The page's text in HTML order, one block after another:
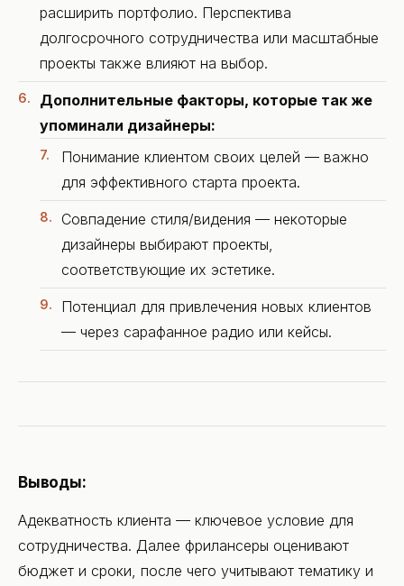
расширить портфолио. Перспектива
долгосрочного сотрудничества или масштабные
проекты также влияют на выбор.
Дополнительные факторы, которые так же
упоминали дизайнеры:
Понимание клиентом своих целей — важно
для эффективного старта проекта.
Совпадение стиля/видения — некоторые
дизайнеры выбирают проекты,
соответствующие их эстетике.
Потенциал для привлечения новых клиентов
— через сарафанное радио или кейсы.
Выводы:
Адекватность клиента — ключевое условие для
сотрудничества. Далее фрилансеры оценивают
бюджет и сроки, после чего учитывают тематику и